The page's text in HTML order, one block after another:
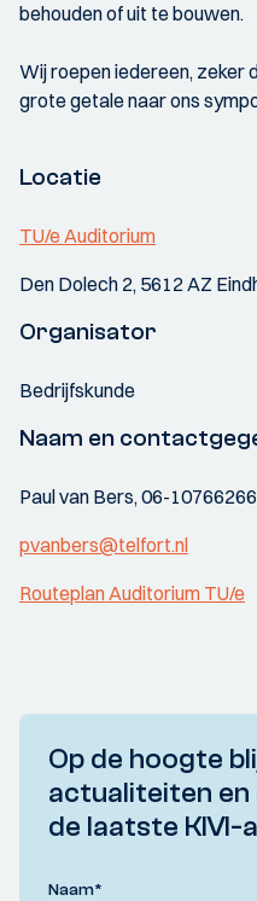
behouden of uit te bouwen.
Wij roepen iedereen, zeker
grote getale naar ons
Locatie
TU/e Auditorium
Den Dolech 2, 5612 AZ
Organisator
Bedrijfskunde
Naam en
Paul van Bers, 06-10766266
pvanbers@telfort.nl
Routeplan Auditorium TU/e
Op de hoogte
actualiteiten en
de laatste
Naam*